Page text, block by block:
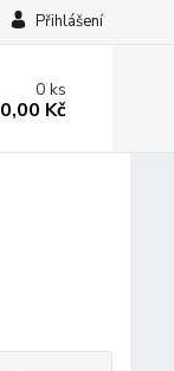
Přihlášení
0ks
0,00 Kč